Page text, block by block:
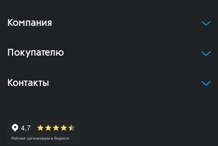
Компания
Покупателю
Контакты